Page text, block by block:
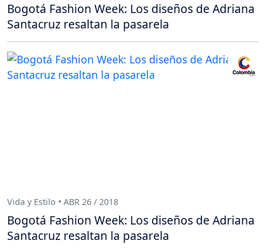
Bogotá Fashion Week: Los diseños de Adriana
Santacruz resaltan la pasarela
Vida y Estilo • ABR 26 / 2018
Bogotá Fashion Week: Los diseños de Adriana
Santacruz resaltan la pasarela